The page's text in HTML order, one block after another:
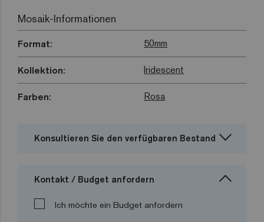
Mosaik-Informationen
Format: 50mm
Kollektion: Iridescent
Farben: Rosa
Konsultieren Sie den verfügbaren Bestand
Kontakt / Budget anfordern
Ich möchte ein Budget anfordern